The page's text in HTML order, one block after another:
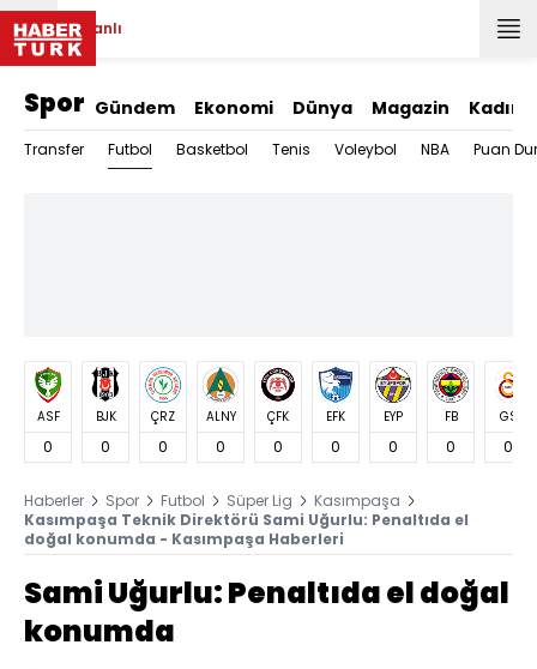
Canlı
Spor Gündem Ekonomi Dünya Magazin Kadın
Transfer Futbol Basketbol Tenis Voleybol NBA Puan
ASF
0
BJK
0
ÇRZ
0
ALNY
0
ÇFK
0
EFK
0
EYP
0
FB
0
GS
0
Haberler Spor Futbol Süper Lig
Kasımpaşa
Kasımpaşa Teknik Direktörü Sami Uğurlu: Penaltıda el
doğal konumda - Kasımpaşa Haberleri
Sami Uğurlu: Penaltıda el doğal
konumda